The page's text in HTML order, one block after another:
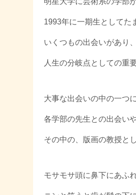
1993年に一期生としてた
いくつもの出会いがあり
人生の分岐点としての重
大事な出会いの中の一つ
各学部の先生との出会い
その中の、版画の教授と
モサモサ頭に鼻下にあふ